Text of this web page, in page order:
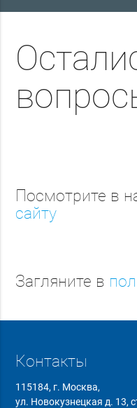
Посмотрите в
сайту
Загляните в
Контакты
115184, г. Москва,
ул. Новокузнецкая д. 13,